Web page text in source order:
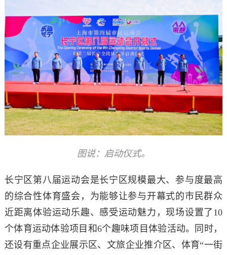
图说：启动仪式。
长宁区第八届运动会是长宁区规模最大、参与度最高
的综合性体育盛会，为能够让参与开幕式的市民群众
近距离体验运动乐趣、感受运动魅力，现场设置了10
个体育运动体验项目和6个趣味项目体验活动。同时，
还设有重点企业展示区、文旅企业推介区、体育“一街